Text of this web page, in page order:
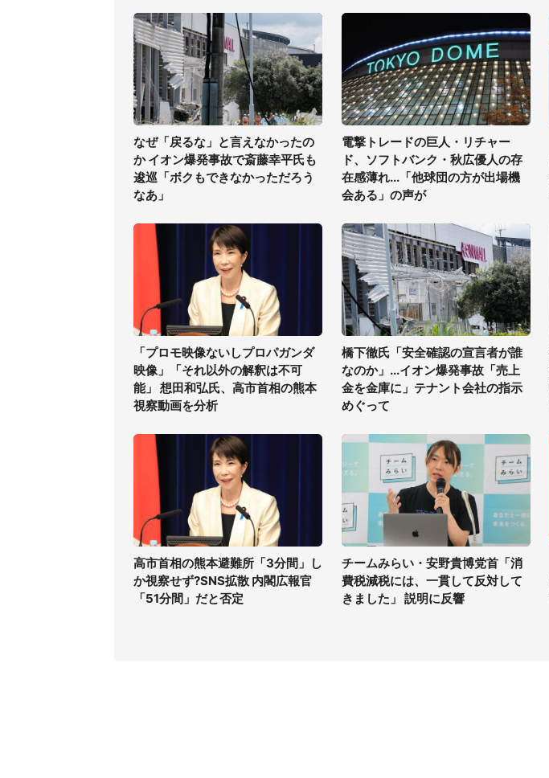
なぜ「戻るな」と言えなかったの
か イオン爆発事故で斎藤幸平氏も
逡巡「ボクもできなかっただろう
なあ」
電撃トレードの巨人・リチャー
ド、ソフトバンク・秋広優人の存
在感薄れ...「他球団の方が出場機
会ある」の声が
「プロモ映像ないしプロパガンダ
映像」「それ以外の解釈は不可
能」 想田和弘氏、高市首相の熊本
視察動画を分析
橋下徹氏「安全確認の宣言者が誰
なのか」...イオン爆発事故「売上
金を金庫に」テナント会社の指示
めぐって
高市首相の熊本避難所「3分間」し
か視察せず?SNS拡散 内閣広報官
「51分間」だと否定
チームみらい・安野貴博党首「消
費税減税には、一貫して反対して
きました」 説明に反響